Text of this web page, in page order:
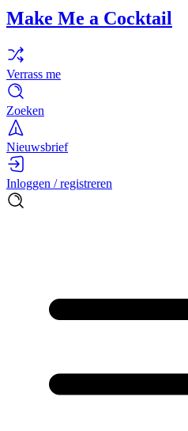
Make Me a Cocktail
Verrass me
Zoeken
Nieuwsbrief
Inloggen / registreren